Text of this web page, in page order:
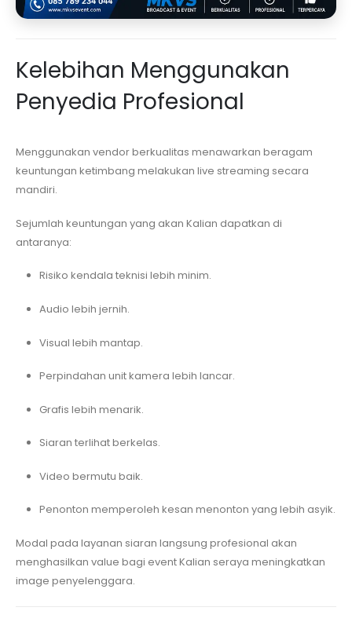
Kelebihan Menggunakan
Penyedia Profesional
Menggunakan vendor berkualitas menawarkan beragam
keuntungan ketimbang melakukan live streaming secara
mandiri.
Sejumlah keuntungan yang akan Kalian dapatkan di
antaranya:
Risiko kendala teknisi lebih minim.
Audio lebih jernih.
Visual lebih mantap.
Perpindahan unit kamera lebih lancar.
Grafis lebih menarik.
Siaran terlihat berkelas.
Video bermutu baik.
Penonton memperoleh kesan menonton yang lebih asyik.
Modal pada layanan siaran langsung profesional akan
menghasilkan value bagi event Kalian seraya meningkatkan
image penyelenggara.